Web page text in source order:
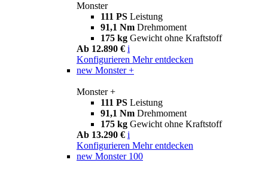
Monster
111 PS Leistung
91,1 Nm Drehmoment
175 kg Gewicht ohne Kraftstoff
Ab 12.890 € i
Konfigurieren Mehr entdecken
new Monster +
Monster +
111 PS Leistung
91,1 Nm Drehmoment
175 kg Gewicht ohne Kraftstoff
Ab 13.290 € i
Konfigurieren Mehr entdecken
new Monster 100